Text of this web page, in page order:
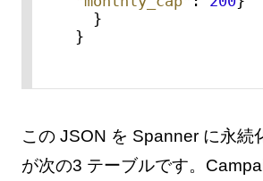
}
}
この JSON を Spanner に永続
が次の3 テーブルです。